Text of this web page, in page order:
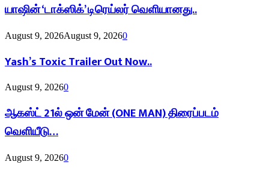
யாஷின் ‘டாக்ஸிக்’ டிரெய்லர் வெளியானது..
August 9, 2026August 9, 20260
Yash’s Toxic Trailer Out Now..
August 9, 20260
ஆகஸ்ட் 21ல் ஒன் மேன் (ONE MAN) திரைப்படம்
வெளியீடு…
August 9, 20260